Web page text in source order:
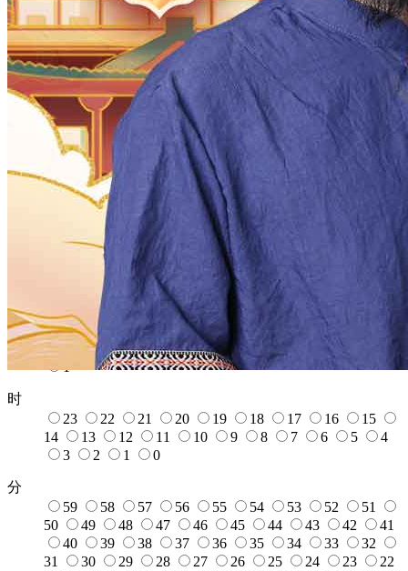
1969 1968 1967 1966 1965
1964
1963
1962 1961 1960 1959
1958
1957
1956 1955 1953 1952
1951
1950
1949 1948 1947
1944
1943 1942 1941 1940 1939
1938
1937
1936 1935 1934 1933
1932
1931
1930 1928 1927 1926
1924
1923 1922 1920
1919
1918
1916 1915 1914
1912
1911
1909 1908 1907
1905
1904 1903 1902 1900
12
11 7
31
30 29 28 27 25 24
22
21 20 18 17
12
11 10 9 8 7 4
1
时
23
22 21 20 19 18 17 16
15
14
13 12 11 10 9 8 7 6 5
4
3
2 1 0
分
59
58 57 56 55 54 53 52
51
50
49 48 47 46 45 44 43 42
41
40
39 38 37 36 35 34 33
32
31
30 29 28 27 26 25 24 23
22